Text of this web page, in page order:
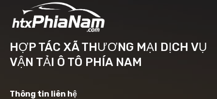
HỢP TÁC XÃ THƯƠNG MẠI DỊCH VỤ
VẬN TẢI Ô TÔ PHÍA NAM
Thông tin liên hệ